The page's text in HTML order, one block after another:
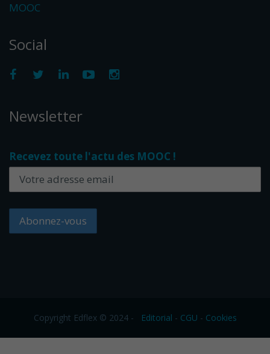
MOOC
Social
Newsletter
Recevez toute l'actu des MOOC !
Copyright Edflex © 2024 - Editorial - CGU - Cookies